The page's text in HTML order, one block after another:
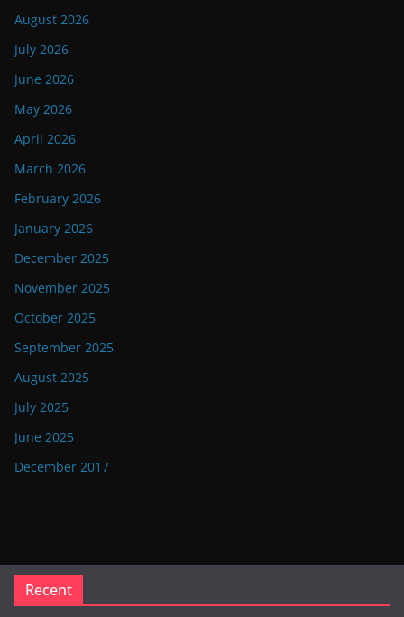
August 2026
July 2026
June 2026
May 2026
April 2026
March 2026
February 2026
January 2026
December 2025
November 2025
October 2025
September 2025
August 2025
July 2025
June 2025
December 2017
Recent